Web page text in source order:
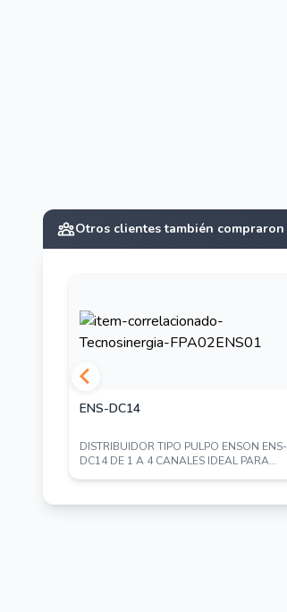
Otros clientes también compraron
ENS-DC14
DISTRIBUIDOR TIPO PULPO ENSON ENS-
DC14 DE 1 A 4 CANALES IDEAL PARA